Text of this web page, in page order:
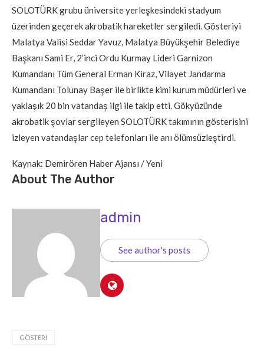
SOLOTÜRK grubu üniversite yerleşkesindeki stadyum
üzerinden geçerek akrobatik hareketler sergiledi. Gösteriyi
Malatya Valisi Seddar Yavuz, Malatya Büyükşehir Belediye
Başkanı Sami Er, 2’inci Ordu Kurmay Lideri Garnizon
Kumandanı Tüm General Erman Kiraz, Vilayet Jandarma
Kumandanı Tolunay Başer ile birlikte kimi kurum müdürleri ve
yaklaşık 20 bin vatandaş ilgi ile takip etti. Gökyüzünde
akrobatik şovlar sergileyen SOLOTÜRK takımının gösterisini
izleyen vatandaşlar cep telefonları ile anı ölümsüzleştirdi.
Kaynak: Demirören Haber Ajansı / Yeni
About The Author
admin
See author's posts
GÖSTERI